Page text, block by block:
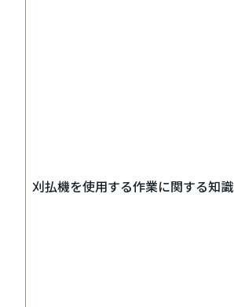
刈払機を使用する作業に関する知識